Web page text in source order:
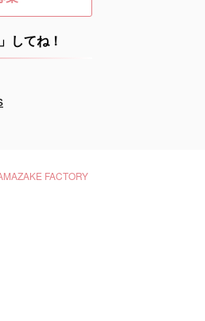
してね！
FACTORY